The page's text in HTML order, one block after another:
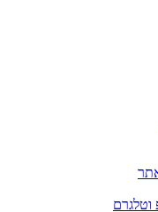
וטלגרם